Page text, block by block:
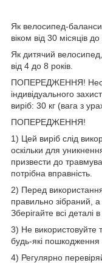
Як велосипед-
віком від 30 місяців до
Як дитячий
від 4 до 8 років.
ПОПЕРЕДЖЕННЯ!
індивідуального
виріб: 30 кг (вага з
ПОПЕРЕДЖЕННЯ!
1) Цей виріб слід
оскільки для
призвести до
потрібна вправність.
2) Перед
правильно зібраний, а
Зберігайте всі деталі
3) Не використовуйте
будь-які пошкодження
4) Регулярно